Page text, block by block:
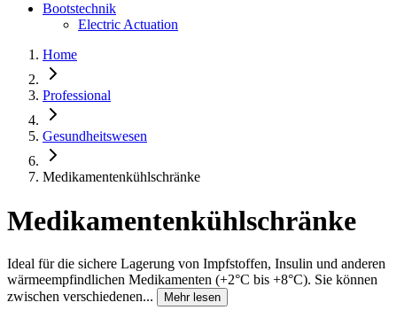
Bootstechnik
Electric Actuation
Home
Professional
Gesundheitswesen
Medikamentenkühlschränke
Medikamentenkühlschränke
Ideal für die sichere Lagerung von Impfstoffen, Insulin und anderen
wärmeempfindlichen Medikamenten (+2°C bis +8°C). Sie können
zwischen verschiedenen...
Mehr lesen